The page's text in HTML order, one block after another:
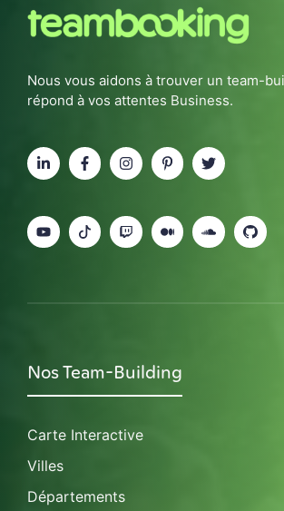
Nous vous aidons à trouver un team-
répond à vos attentes Business.
Nos Team-Building
Carte Interactive
Villes
Départements